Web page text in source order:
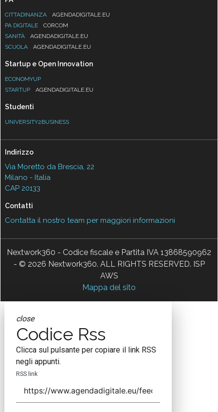
CITTADINANZA
AGENDADIGITALE.EU
PA DIGITALE
CORCOM
SANITÀ
AGENDADIGITALE.EU
SCUOLA
AGENDADIGITALE.EU
Startup e Open Innovation
ECONOMYUP
STARTUP
AGENDADIGITALE.EU
Studenti
UNIVERSITY2BUSINESS
Indirizzo
Via Moretto da Brescia, 22
Milano - Italia
CAP 20133
Contatti
Contatta il nostro team per maggiori informazioni
Nextwork360 - Codice fiscale e Partita IVA 13868590962
- © 2026 Nextwork360. ALL RIGHTS RESERVED. ISP
AWS
Mappa del sito
close
Codice Rss
Clicca sul pulsante per copiare il link RSS
negli appunti.
RSS link